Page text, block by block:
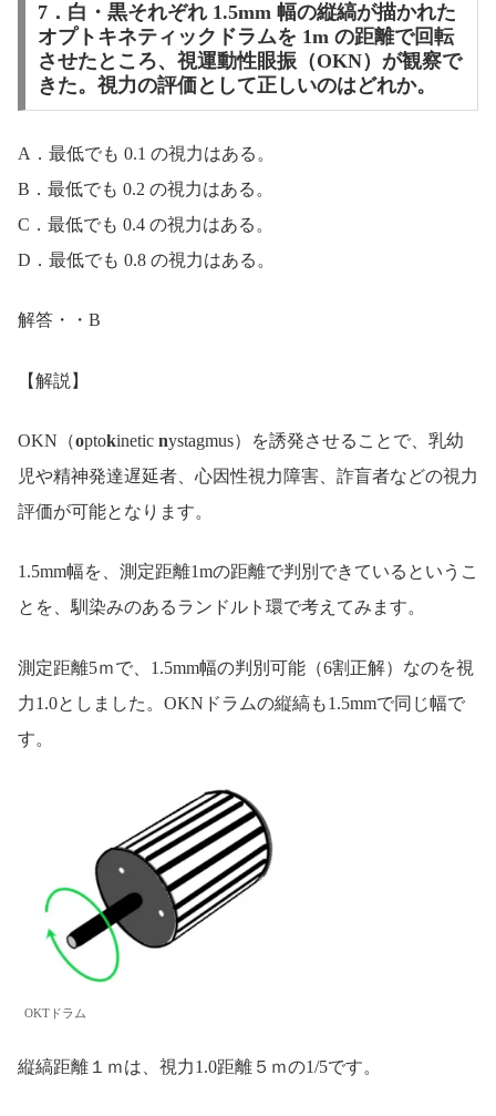
7．白・黒それぞれ 1.5mm 幅の縦縞が描かれた
オプトキネティックドラムを 1m の距離で回転
させたところ、視運動性眼振（OKN）が観察で
きた。視力の評価として正しいのはどれか。
A．最低でも 0.1 の視力はある。
B．最低でも 0.2 の視力はある。
C．最低でも 0.4 の視力はある。
D．最低でも 0.8 の視力はある。
解答・・B
【解説】
OKN（optokinetic nystagmus）を誘発させることで、乳幼
児や精神発達遅延者、心因性視力障害、詐盲者などの視力
評価が可能となります。
1.5mm幅を、測定距離1mの距離で判別できているというこ
とを、馴染みのあるランドルト環で考えてみます。
測定距離5ｍで、1.5mm幅の判別可能（6割正解）なのを視
力1.0としました。OKNドラムの縦縞も1.5mmで同じ幅で
す。
OKTドラム
縦縞距離１ｍは、視力1.0距離５ｍの1/5です。